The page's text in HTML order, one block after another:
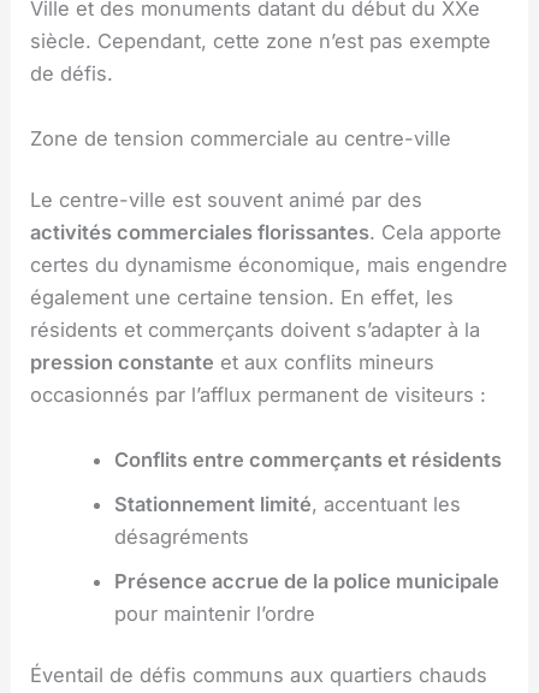
Ville et des monuments datant du début du XXe
siècle. Cependant, cette zone n’est pas exempte
de défis.
Zone de tension commerciale au centre-ville
Le centre-ville est souvent animé par des
activités commerciales florissantes. Cela apporte
certes du dynamisme économique, mais engendre
également une certaine tension. En effet, les
résidents et commerçants doivent s’adapter à la
pression constante et aux conflits mineurs
occasionnés par l’afflux permanent de visiteurs :
Conflits entre commerçants et résidents
Stationnement limité, accentuant les
désagréments
Présence accrue de la police municipale
pour maintenir l’ordre
Éventail de défis communs aux quartiers chauds